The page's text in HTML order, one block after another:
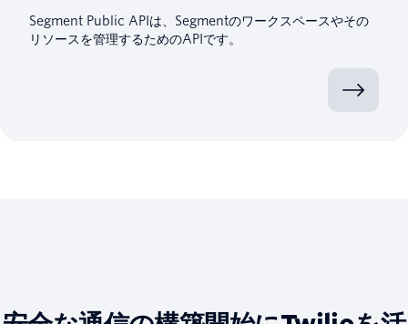
Segment Public APIは、Segmentのワークスペースやその
リソースを管理するためのAPIです。